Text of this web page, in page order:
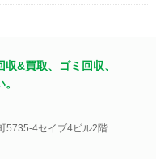
&買取、ゴミ回収、
5735-4セイブ4ビル2階